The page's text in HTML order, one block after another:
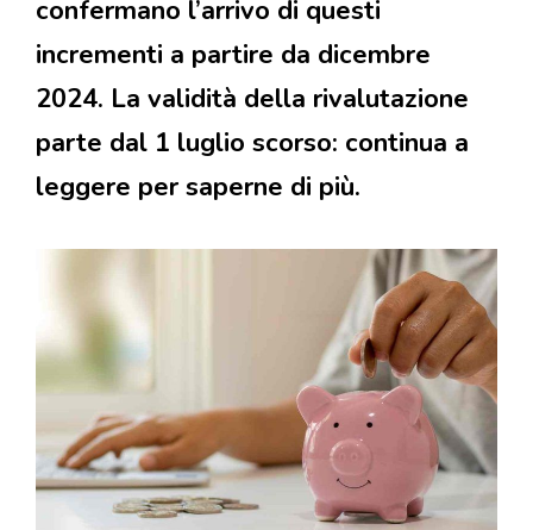
confermano l’arrivo di questi
incrementi a partire da dicembre
2024. La validità della rivalutazione
parte dal 1 luglio scorso: continua a
leggere per saperne di più.